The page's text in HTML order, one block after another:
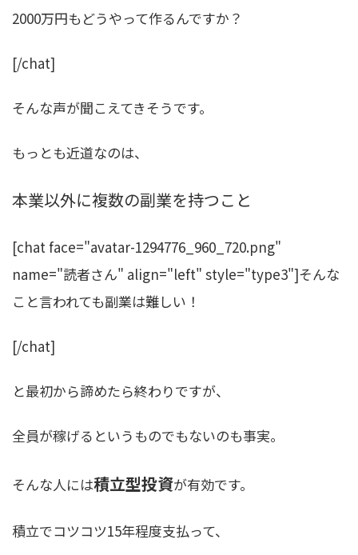
2000万円もどうやって作るんですか？
[/chat]
そんな声が聞こえてきそうです。
もっとも近道なのは、
本業以外に複数の副業を持つこと
[chat face="avatar-1294776_960_720.png"
name="読者さん" align="left" style="type3"]そんな
こと言われても副業は難しい！
[/chat]
と最初から諦めたら終わりですが、
全員が稼げるというものでもないのも事実。
そんな人には積立型投資が有効です。
積立でコツコツ15年程度支払って、